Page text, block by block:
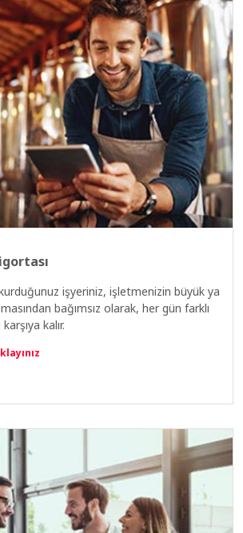
işyeriniz, işletmenizin büyük ya
bağımsız olarak, her gün farklı
kalır.